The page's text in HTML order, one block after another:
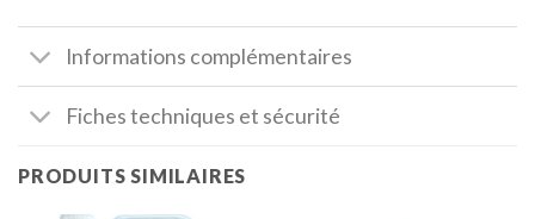
Informations complémentaires
Fiches techniques et sécurité
PRODUITS SIMILAIRES